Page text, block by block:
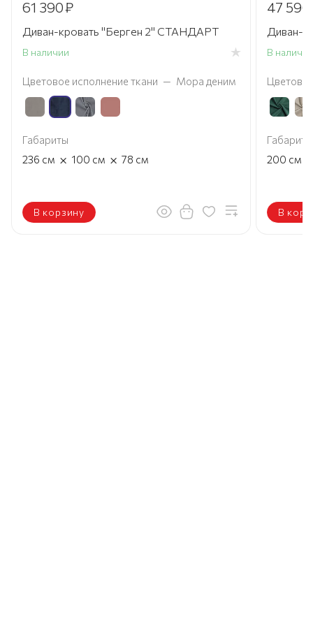
61 390₽
Диван-кровать "Берген 2" СТАНДАРТ
В наличии
Цветовое исполнение ткани — Мора деним
Габариты
236 см × 100 см × 78 см
В корзину
47 590
Диван-
В наличии
Габариты
200 см
В